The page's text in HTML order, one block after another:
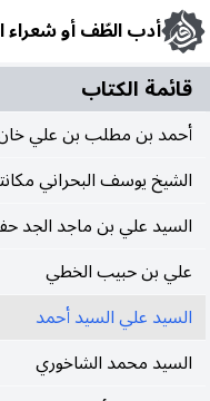
أدب الطّف أو شعراء
قائمة الکتاب
أحمد بن مطلب بن علي
الشيخ يوسف البحراني
السيد علي بن ماجد الجد
علي بن حبيب الخطي
السيد علي السيد أحمد
السيد محمد الشاخوري
السيد
بكى بقاني دمه
والمدمع